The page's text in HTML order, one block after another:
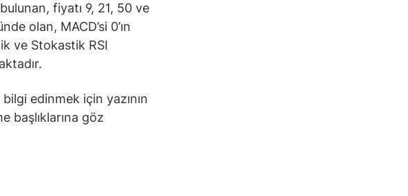
fiyatı 9, 21, 50 ve
olan, MACD’si 0’ın
ve Stokastik RSI
edinmek için yazının
başlıklarına göz